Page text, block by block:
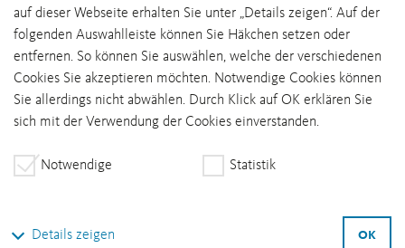
auf dieser Webseite erhalten Sie unter „Details zeigen“. Auf der
folgenden Auswahlleiste können Sie Häkchen setzen oder
entfernen. So können Sie auswählen, welche der verschiedenen
Cookies Sie akzeptieren möchten. Notwendige Cookies können
Sie allerdings nicht abwählen. Durch Klick auf OK erklären Sie
sich mit der Verwendung der Cookies einverstanden.
Notwendige Statistik
Details zeigen OK
Innovatives Abluftsystem
Lösungen für nachhaltige